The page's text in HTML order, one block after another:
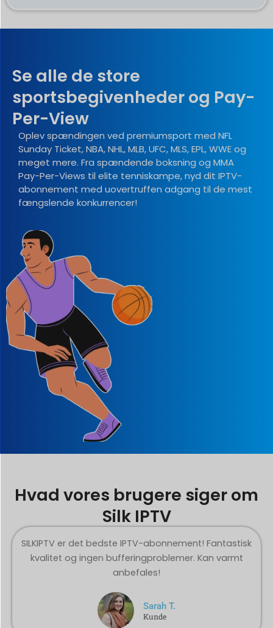
Se alle de store
sportsbegivenheder og Pay-
Per-View
Oplev spændingen ved premiumsport med NFL
Sunday Ticket, NBA, NHL, MLB, UFC, MLS, EPL, WWE og
meget mere. Fra spændende boksning og MMA
Pay-Per-Views til elite tenniskampe, nyd dit IPTV-
abonnement med uovertruffen adgang til de mest
fængslende konkurrencer!
Hvad vores brugere siger om
Silk IPTV
SILKIPTV er det bedste IPTV-abonnement! Fantastisk
kvalitet og ingen bufferingproblemer. Kan varmt
anbefales!
Sarah T.
Kunde